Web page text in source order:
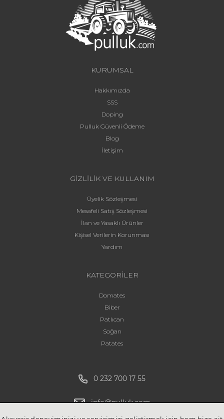
KURUMSAL
Hakkımızda
SSS
Doping
Pulluk Güvenli Ödeme
Blog
İletişim
GİZLİLİK VE KULLANIM
Üyelik Sözleşmesi
Mesafeli Satış Sözleşmesi
İlan ve Yasaklı Ürünler
Kişisel Verilerin Korunması
Yardım
KATEGORİLER
Domates
Biber
Patlıcan
Soğan
Patates
0 232 700 17 55
info@pulluk.com